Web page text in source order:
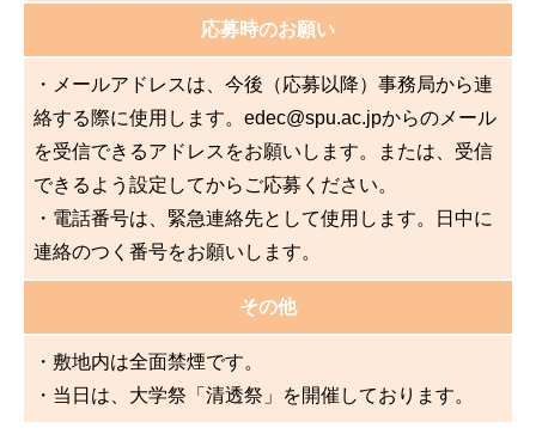
応募時のお願い
・メールアドレスは、今後（応募以降）事務局から連
絡する際に使用します。edec@spu.ac.jpからのメール
を受信できるアドレスをお願いします。または、受信
できるよう設定してからご応募ください。
・電話番号は、緊急連絡先として使用します。日中に
連絡のつく番号をお願いします。
その他
・敷地内は全面禁煙です。
・当日は、大学祭「清透祭」を開催しております。